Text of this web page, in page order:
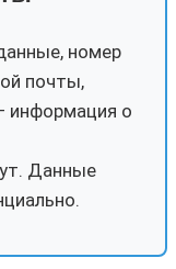
номер
почты,
информация о
Данные